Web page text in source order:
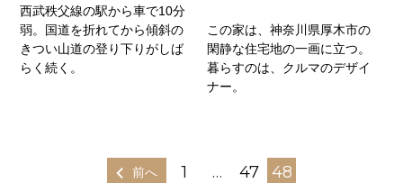
西武秩父線の駅から車で10分
弱。国道を折れてから傾斜の
きつい山道の登り下りがしば
らく続く。
この家は、神奈川県厚木市の
閑静な住宅地の一画に立つ。
暮らすのは、クルマのデザイ
ナー。
前へ 1 … 47 48